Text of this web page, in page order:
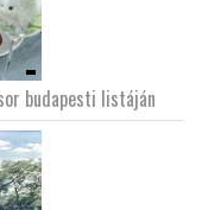
budapesti listáján